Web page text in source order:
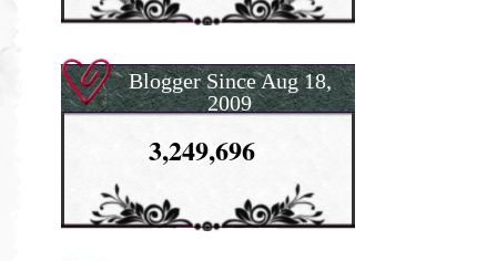
Blogger Since Aug 18,
2009
3,249,696